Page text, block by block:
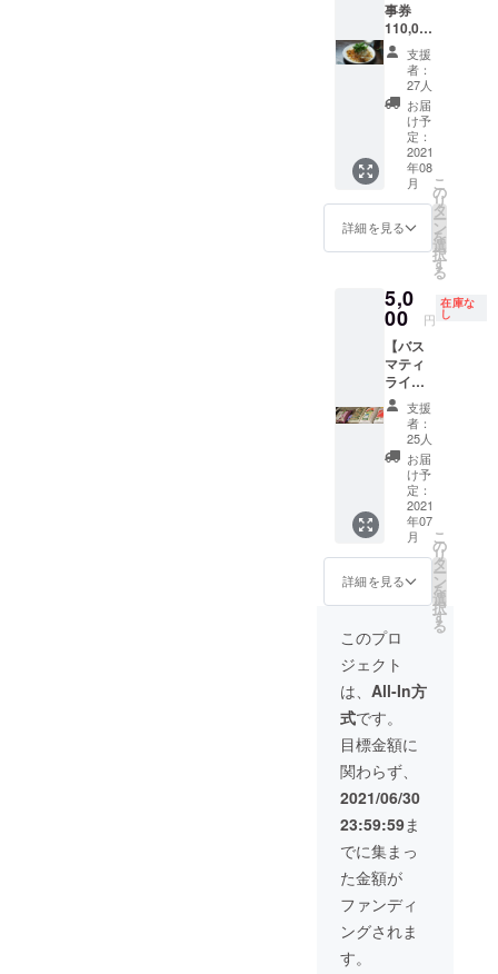
３人
開催場
所東京
都世田
谷ビリ
ヤニハ
ウス
(仮)
日程は
相談の
上調整
す。人
数次第
日程に
なる可
能性が
ありま
す。 料
理教室
以降、
いつで
もビリ
ヤニ作
りの相
談にの
りま
す。 ※
あくま
味しく
作るこ
的で
す。変
わった
ものが
作りた
い、現
地の味
を再現
したい
といっ
たこと
には対
応でき
かねま
す。
は発行
日より
３年間
です。
譲渡も
可能で
す。予
約の優
遇等は
ありま
せん。
※釣り銭
のお支
で予め
ご了承
くださ
い。
ヤニ６
人前 ②
マトン
パッキ
ビリヤ
ニ６人
前 ③海
老ビリ
ヤニ６
人前 開
催人数
２～３
人 開
ビリヤ
ニハウ
ス
（仮）
日程
は相談
の上調
整しま
す。人
数次第
で数か
月先の
日程に
なる可
能性が
ありま
す。 料
いつで
ヤニ作
りの相
談にの
りま
す。 ※
料理と
して美
味しく
とを目
的とし
ていま
す。変
わった
ものが
作りた
す。
※20人前
以上や
高級食
材は追
加の費
用が発
生する
場合が
ありま
す。
事券
110,000
円分+優
先予約
会員２
年間】
オープ
ン日よ
り２年
間にわ
たって
予約が
優遇さ
れる優
先予約
なりま
す。 ■
先行公
開…ジ
ビエや
海鮮な
ど、人
気の高
い食材
の日程
を一般
公開前
に優先
予約会
員限定
の
Facebo
でお知
らせし
ま
す。
■先行予
約…優
先予約
会員は
１カ月
前より
ご予約
可能で
す。通
常予約
は一週
間前か
らとな
りま
支援
者：
27人
お届
け予
定：
2021
年08
月
詳細を見る
こ
の
リ
タ
ー
ン
を
選
択
す
る
5,0
00 円
在庫な
し
【バス
マティ
ライス
10種類
セッ
ト】 家
で作る
方やビ
リヤニ
の米を
研究し
ている
方向
け。バ
スマ
ティラ
イス10
種類
500gず
つ合計
５kgと
簡単チ
キンビ
リヤニ
レシピ
付きの
セット
で
す。
20種類
食べ比
べイベ
ントの
ために
支援
者：
25人
お届
け予
定：
2021
年07
月
詳細を見る
こ
の
リ
タ
ー
ン
を
選
択
す
る
このプロ
ジェクト
は、 All-In方
式です。
目標金額に
関わらず、
2021/06/30
23:59:59ま
でに集まっ
た金額が
ファンディ
ングされま
す。